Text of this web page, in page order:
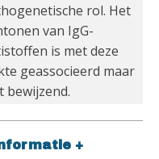
rol. Het
van IgG-
is met deze
geassocieerd maar
bewijzend.
+